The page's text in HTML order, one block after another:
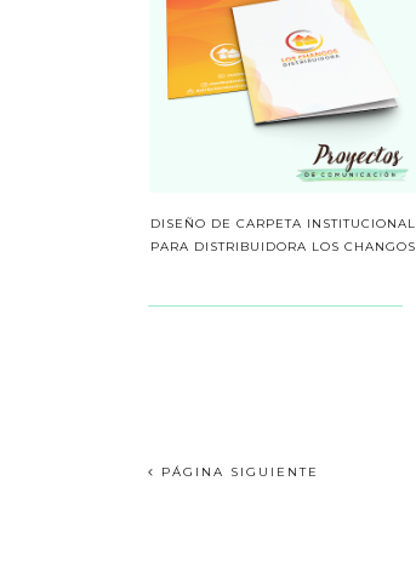
DISEÑO DE CARPETA INSTITUCIONAL
PARA DISTRIBUIDORA LOS CHANGOS
PÁGINA SIGUIENTE